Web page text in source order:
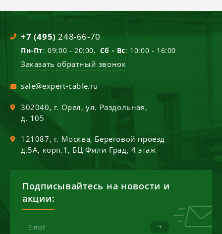
+7 (495) 248-66-70
Пн-Пт: 09:00 - 20:00, Сб - Вс: 10:00 - 16:00
Заказать обратный звонок
sale@expert-cable.ru
302040, г. Орел,ул. Раздольная,
д. 105
121087, г. Москва, Береговой проезд
д.5А, корп.1, БЦ Фили Град, 4 этаж
Подписывайтесь на новости и
акции: